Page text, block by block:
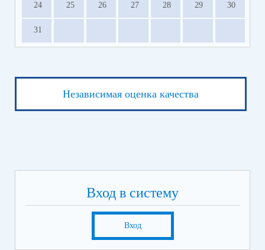
24 25 26 27 28 29 30
31
Независимая оценка качества
Вход в систему
Вход